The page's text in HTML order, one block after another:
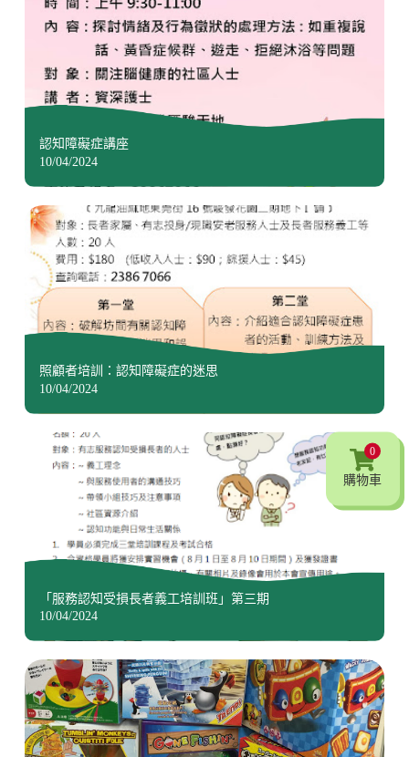
認知障礙症講座
10/04/2024
照顧者培訓：認知障礙症的迷思
10/04/2024
「服務認知受損長者義工培訓班」第三期
10/04/2024
0
購物車